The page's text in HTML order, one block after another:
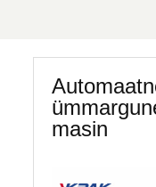
masin